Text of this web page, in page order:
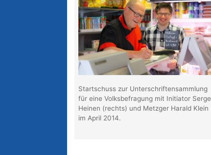
Startschuss zur Unterschriftensammlung
für eine Volksbefragung mit Initiator Serge
Heinen (rechts) und Metzger Harald Klein
im April 2014.